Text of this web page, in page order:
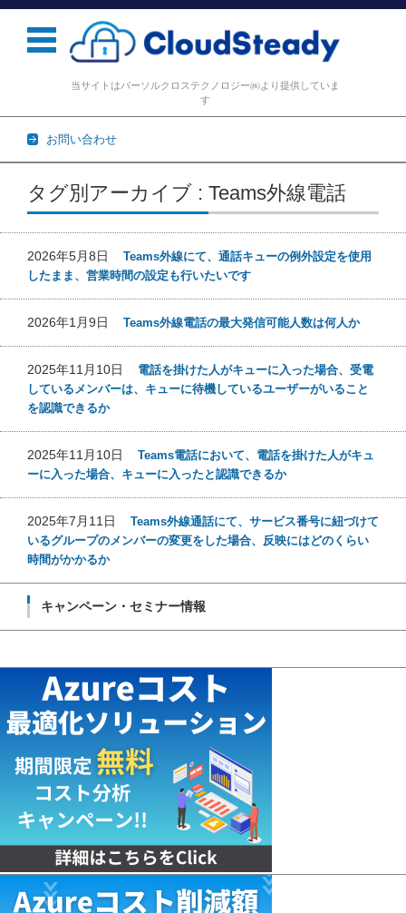
当サイトはパーソルクロステクノロジー㈱より提供していま
す
お問い合わせ
コンテンツに移動
タグ別アーカイブ : Teams外線電話
2026年5月8日 Teams外線にて、通話キューの例外設定を使用
したまま、営業時間の設定も行いたいです
2026年1月9日 Teams外線電話の最大発信可能人数は何人か
2025年11月10日 電話を掛けた人がキューに入った場合、受電
しているメンバーは、キューに待機しているユーザーがいること
を認識できるか
2025年11月10日 Teams電話において、電話を掛けた人がキュ
ーに入った場合、キューに入ったと認識できるか
2025年7月11日 Teams外線通話にて、サービス番号に紐づけて
いるグループのメンバーの変更をした場合、反映にはどのくらい
時間がかかるか
キャンペーン・セミナー情報